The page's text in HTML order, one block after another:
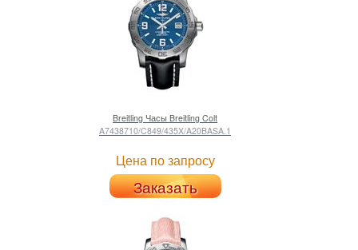
Breitling Часы Breitling Colt
A7438710/C849/435X/A20BASA.1
Цена по запросу
Заказать